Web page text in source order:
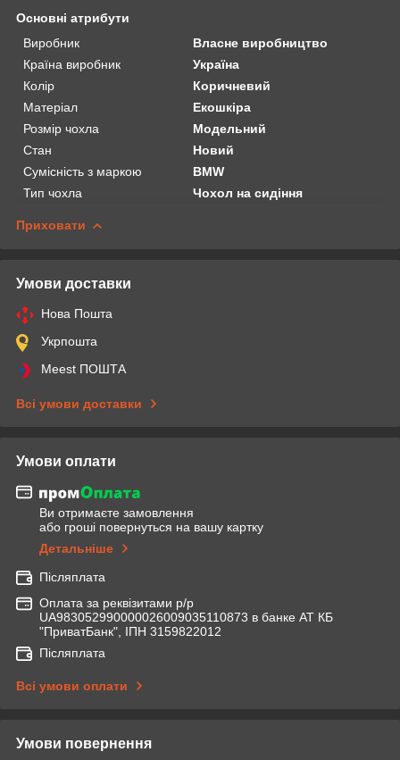
Основні атрибути
Виробник
Власне виробництво
Країна виробник
Україна
Колір
Коричневий
Матеріал
Екошкіра
Розмір чохла
Модельний
Стан
Новий
Сумісність з маркою
BMW
Тип чохла
Чохол на сидіння
Приховати
Умови доставки
Нова Пошта
Укрпошта
Meest ПОШТА
Всі умови доставки
Умови оплати
Ви отримаєте замовлення
або гроші повернуться на вашу картку
Детальніше
Післяплата
Оплата за реквізитами р/р
UA983052990000026009035110873 в банке АТ КБ
"ПриватБанк", ІПН 3159822012
Післяплата
Всі умови оплати
Умови повернення